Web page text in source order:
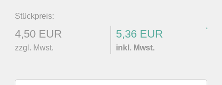
Stückpreis:
4,50 EUR
zzgl. Mwst.
5,36 EUR *
inkl. Mwst.